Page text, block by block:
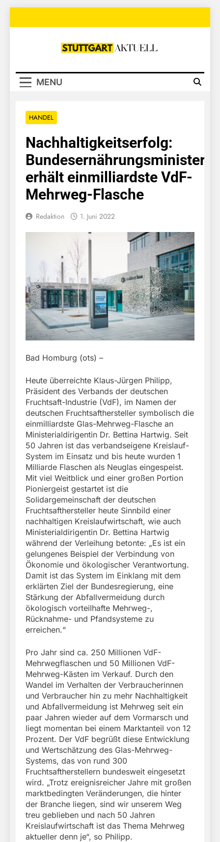
Stuttgart
MENU
HANDEL
Nachhaltigkeitserfolg:
erhält einmilliardste VdF-
Mehrweg-Flasche
Redaktion 1. Juni 2022
Bad Homburg (ots) –
Heute überreichte Klaus-Jürgen Philipp,
Präsident des Verbands der deutschen
Fruchtsaft-Industrie (VdF), im Namen der
deutschen Fruchtsafthersteller symbolisch die
einmilliardste Glas-Mehrweg-Flasche an
Ministerialdirigentin Dr. Bettina Hartwig. Seit
50 Jahren ist das verbandseigene Kreislauf-
System im Einsatz und bis heute wurden 1
Milliarde Flaschen als Neuglas eingespeist.
Mit viel Weitblick und einer großen Portion
Pioniergeist gestartet ist die
Solidargemeinschaft der deutschen
Fruchtsafthersteller heute Sinnbild einer
nachhaltigen Kreislaufwirtschaft, wie auch
Ministerialdirigentin Dr. Bettina Hartwig
während der Verleihung betonte: „Es ist ein
gelungenes Beispiel der Verbindung von
Ökonomie und ökologischer Verantwortung.
Damit ist das System im Einklang mit dem
erklärten Ziel der Bundesregierung, eine
Stärkung der Abfallvermeidung durch
ökologisch vorteilhafte Mehrweg-,
Rücknahme- und Pfandsysteme zu
erreichen.“
Pro Jahr sind ca. 250 Millionen VdF-
Mehrwegflaschen und 50 Millionen VdF-
Mehrweg-Kästen im Verkauf. Durch den
Wandel im Verhalten der Verbraucherinnen
und Verbraucher hin zu mehr Nachhaltigkeit
und Abfallvermeidung ist Mehrweg seit ein
paar Jahren wieder auf dem Vormarsch und
liegt momentan bei einem Marktanteil von 12
Prozent. Der VdF begrüßt diese Entwicklung
und Wertschätzung des Glas-Mehrweg-
Systems, das von rund 300
Fruchtsaftherstellern bundesweit eingesetzt
wird. „Trotz ereignisreicher Jahre mit großen
marktbedingten Veränderungen, die hinter
der Branche liegen, sind wir unserem Weg
treu geblieben und nach 50 Jahren
Kreislaufwirtschaft ist das Thema Mehrweg
aktueller denn je“, so Philipp.